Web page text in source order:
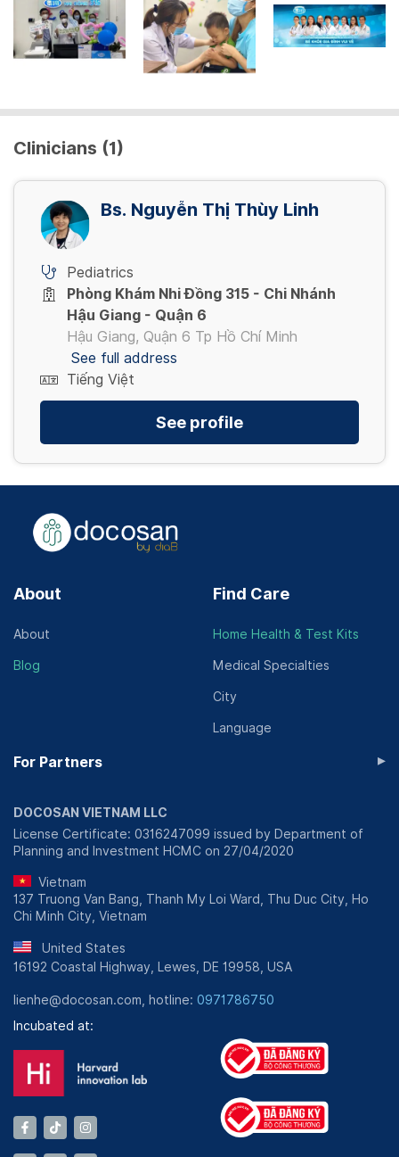
Clinicians (1)
Bs. Nguyễn Thị Thùy Linh
Pediatrics
Phòng Khám Nhi Đồng 315 - Chi Nhánh
Hậu Giang - Quận 6
Hậu Giang, Quận 6 Tp Hồ Chí Minh
See full address
Tiếng Việt
See profile
About
About
Blog
Find Care
Home Health & Test Kits
Medical Specialties
City
Language
For Partners ▸
DOCOSAN VIETNAM LLC
License Certificate: 0316247099 issued by Department of
Planning and Investment HCMC on 27/04/2020
Vietnam
137 Truong Van Bang, Thanh My Loi Ward, Thu Duc City, Ho
Chi Minh City, Vietnam
United States
16192 Coastal Highway, Lewes, DE 19958, USA
lienhe@docosan.com, hotline: 0971786750
Incubated at: